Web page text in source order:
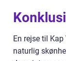
En rejse til
naturlig